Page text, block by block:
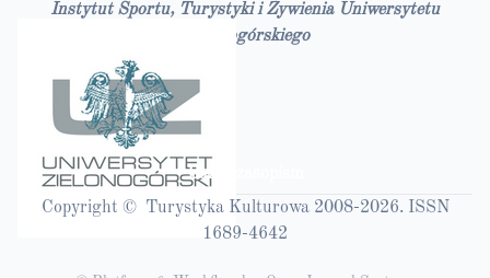
Instytut Sportu, Turystyki i Żywienia Uniwersytetu
Zielonogórskiego
Bazy czasopism
Copyright © Turystyka Kulturowa 2008-2026. ISSN
1689-4642